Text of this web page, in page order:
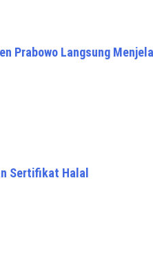
Prabowo Langsung
Sertifikat Halal